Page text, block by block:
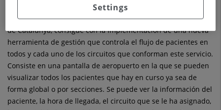
tiempo de estancia del paciente y su satisfacción. Esto es lo
que, el servicio de Urgencias del Hospital Universitari General
de Catalunya, consigue con la implementación de una nueva
herramienta de gestión que controla el flujo de pacientes en
todos y cada uno de los circuitos que conforman este servicio.
Consiste en una pantalla de aeropuerto en la que se pueden
visualizar todos los pacientes que hay en curso ya sea de
forma global o por secciones. Se puede ver la información del
paciente, la hora de llegada, el circuito que se le ha asignado,
Settings